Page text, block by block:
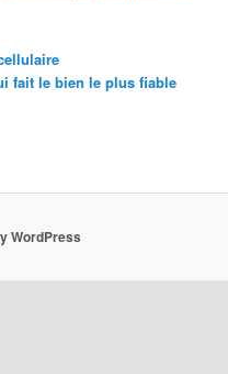
fait le bien le plus fiable
WordPress